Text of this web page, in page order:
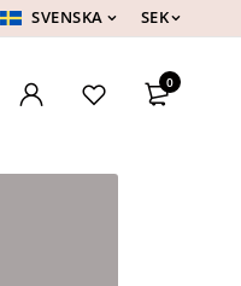
SVENSKA SEK
0